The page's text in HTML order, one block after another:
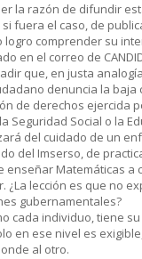
la razón de difundir
fuera el caso, de
logro comprender su
en el correo de
que, en justa
denuncia la baja
de derechos ejercida
Seguridad Social o la
del cuidado de un
del Imserso, de
enseñar Matemáticas a
¿La lección es que no
gubernamentales?
cada individuo, tiene
en ese nivel es
al otro.